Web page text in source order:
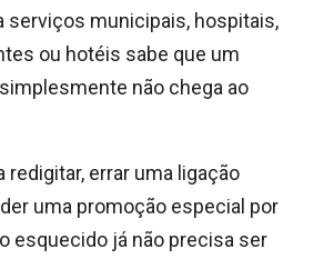
serviços municipais, hospitais,
ou hotéis sabe que um
não chega ao
redigitar, errar uma ligação
uma promoção especial por
esquecido já não precisa ser